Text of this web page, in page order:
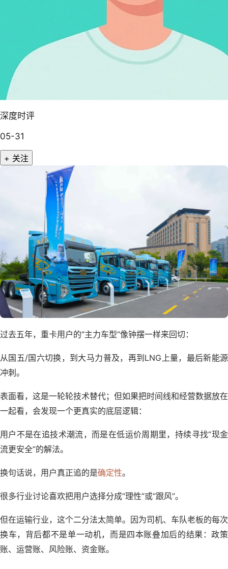
深度时评
05-31
+ 关注
过去五年，重卡用户的“主力车型”像钟摆一样来回切：
从国五/国六切换，到大马力普及，再到LNG上量，最后新能源
冲刺。
表面看，这是一轮轮技术替代；但如果把时间线和经营数据放在
一起看，会发现一个更真实的底层逻辑：
用户不是在追技术潮流，而是在低运价周期里，持续寻找“现金
流更安全”的解法。
换句话说，用户真正追的是确定性。
很多行业讨论喜欢把用户选择分成“理性”或“跟风”。
但在运输行业，这个二分法太简单。因为司机、车队老板的每次
换车，背后都不是单一动机，而是四本账叠加后的结果：政策
账、运营账、风险账、资金账。